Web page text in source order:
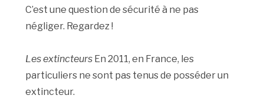
C’est une question de sécurité à ne pas
négliger. Regardez !
Les extincteurs En 2011, en France, les
particuliers ne sont pas tenus de posséder un
extincteur.